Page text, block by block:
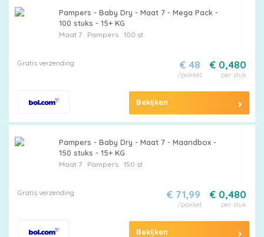
Pampers - Baby Dry - Maat 7 - Mega Pack -
100 stuks - 15+ KG
Maat 7 Pampers100 st
Gratis verzending € 0,480
per stuk
€ 48
/pakket
Bekijken
Pampers - Baby Dry - Maat 7 - Maandbox -
150 stuks - 15+ KG
Maat 7 Pampers150 st
Gratis verzending € 0,480
per stuk
€ 71,99
/pakket
Bekijken